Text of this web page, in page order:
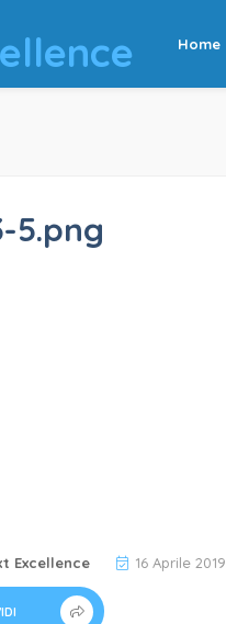
Home
5.png
Excellence 16 Aprile 2019